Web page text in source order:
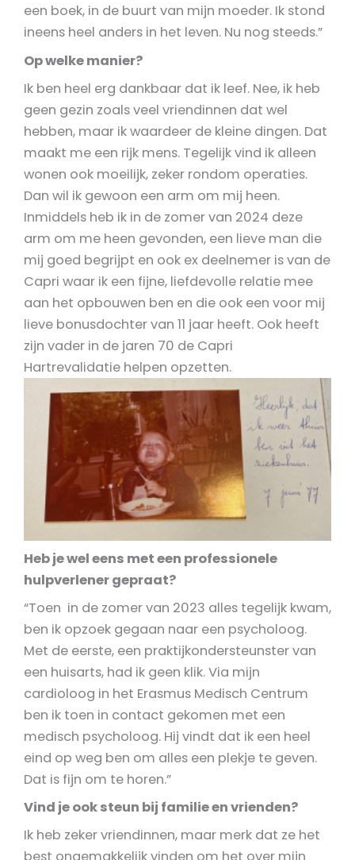
een boek, in de buurt van mijn moeder. Ik stond
ineens heel anders in het leven. Nu nog steeds.”
Op welke manier?
Ik ben heel erg dankbaar dat ik leef. Nee, ik heb
geen gezin zoals veel vriendinnen dat wel
hebben, maar ik waardeer de kleine dingen. Dat
maakt me een rijk mens. Tegelijk vind ik alleen
wonen ook moeilijk, zeker rondom operaties.
Dan wil ik gewoon een arm om mij heen.
Inmiddels heb ik in de zomer van 2024 deze
arm om me heen gevonden, een lieve man die
mij goed begrijpt en ook ex deelnemer is van de
Capri waar ik een fijne, liefdevolle relatie mee
aan het opbouwen ben en die ook een voor mij
lieve bonusdochter van 11 jaar heeft. Ook heeft
zijn vader in de jaren 70 de Capri
Hartrevalidatie helpen opzetten.
Heb je wel eens met een professionele
hulpverlener gepraat?
“Toen in de zomer van 2023 alles tegelijk kwam,
ben ik opzoek gegaan naar een psycholoog.
Met de eerste, een praktijkondersteunster van
een huisarts, had ik geen klik. Via mijn
cardioloog in het Erasmus Medisch Centrum
ben ik toen in contact gekomen met een
medisch psycholoog. Hij vindt dat ik een heel
eind op weg ben om alles een plekje te geven.
Dat is fijn om te horen.”
Vind je ook steun bij familie en vrienden?
Ik heb zeker vriendinnen, maar merk dat ze het